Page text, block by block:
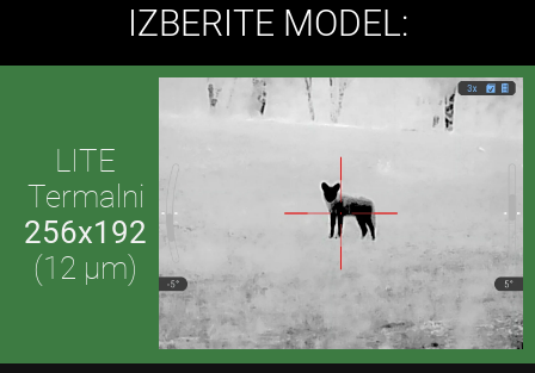
IZBERITE MODEL:
LITE
Termalni
256x192
(12 μm)